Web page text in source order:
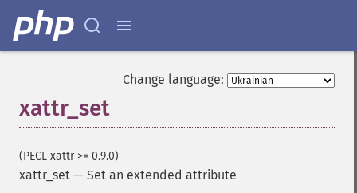
Change language:
xattr_set
(PECL xattr >= 0.9.0)
xattr_set — Set an extended attribute